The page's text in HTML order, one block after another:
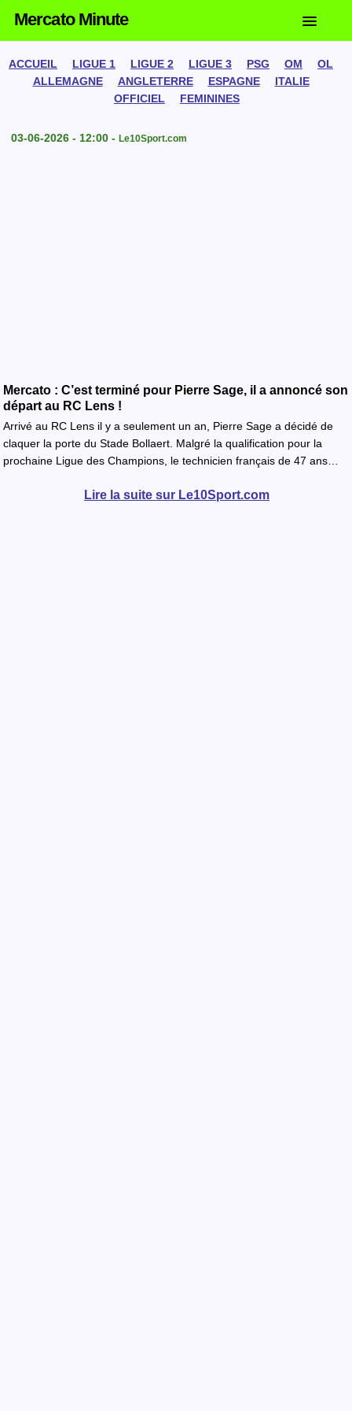
Mercato Minute
ACCUEIL LIGUE 1 LIGUE 2 LIGUE 3 PSG OM
OL
ALLEMAGNE
ANGLETERRE ESPAGNE
ITALIE
OFFICIEL
FEMININES
03-06-2026 - 12:00 - Le10Sport.com
Mercato : C’est terminé pour Pierre Sage, il a annoncé son
départ au RC Lens !
Arrivé au RC Lens il y a seulement un an, Pierre Sage a décidé de
claquer la porte du Stade Bollaert. Malgré la qualification pour la
prochaine Ligue des Champions, le technicien français de 47 ans…
Lire la suite sur Le10Sport.com